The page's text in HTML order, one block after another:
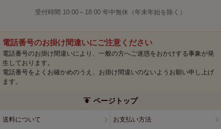
受付時間 10:00～18:00 年中無休（年末年始を除く）
電話番号のお掛け間違いにご注意ください
電話番号のお掛け間違いにより、一般の方へご迷惑をおかけする事象が発
生しております。
電話番号をよくお確かめのうえ、お掛け間違いのないようお願い申し上げ
ます。
ページトップ
送料について お支払い方法